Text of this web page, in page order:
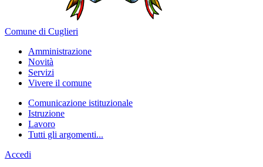
Comune di Cuglieri
Amministrazione
Novità
Servizi
Vivere il comune
Comunicazione istituzionale
Istruzione
Lavoro
Tutti gli argomenti...
Accedi